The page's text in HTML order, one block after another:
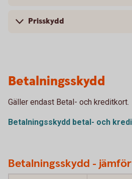
Prisskydd
Betalningsskydd
Gäller endast Betal- och kreditkort.
Betalningsskydd betal- och
Betalningsskydd -